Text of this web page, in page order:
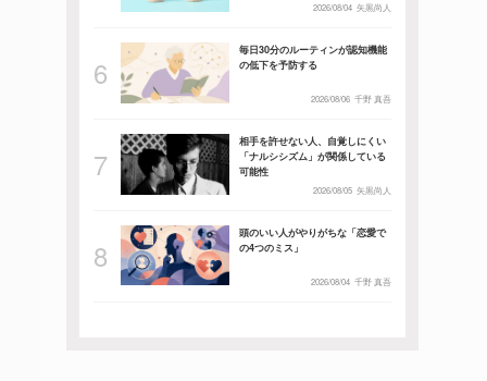
2026/08/04 矢黒尚人
毎日30分のルーティンが認知機能
の低下を予防する
2026/08/06 千野 真吾
相手を許せない人、自覚しにくい
「ナルシシズム」が関係している
可能性
2026/08/05 矢黒尚人
頭のいい人がやりがちな「恋愛で
の4つのミス」
2026/08/04 千野 真吾